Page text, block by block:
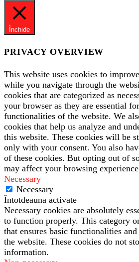
Închide
PRIVACY OVERVIEW
This website uses cookies to
while you navigate through the
cookies that are categorized as
your browser as they are essential
functionalities of the website. We
cookies that help us analyze and
this website. These cookies will be
only with your consent. You also
of these cookies. But opting out of
may affect your browsing
Necessary
Necessary
Întotdeauna activate
Necessary cookies are absolutely
to function properly. This category
that ensures basic functionalities
the website. These cookies do not
information.